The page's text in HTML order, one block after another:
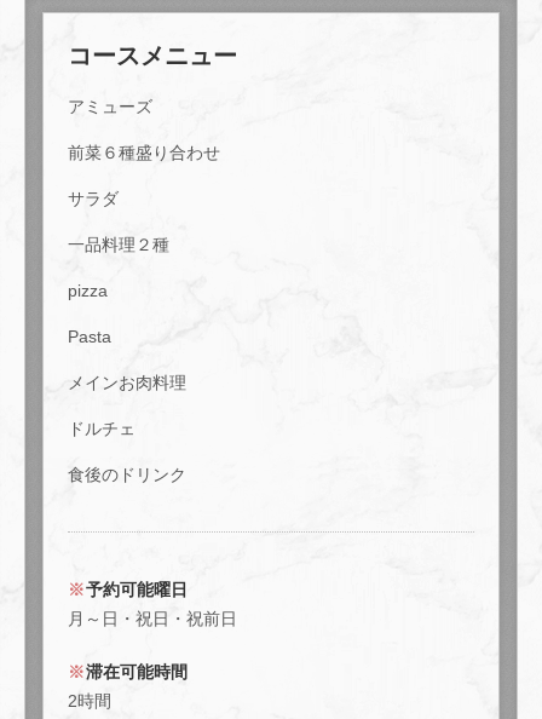
コースメニュー
アミューズ
前菜６種盛り合わせ
サラダ
一品料理２種
pizza
Pasta
メインお肉料理
ドルチェ
食後のドリンク
予約可能曜日
月～日・祝日・祝前日
滞在可能時間
2時間
＜本格コース・要予約＞４名様～ご予約可能◎前菜からド
https://makigama-lacielo.owst.jp/courses/175695503